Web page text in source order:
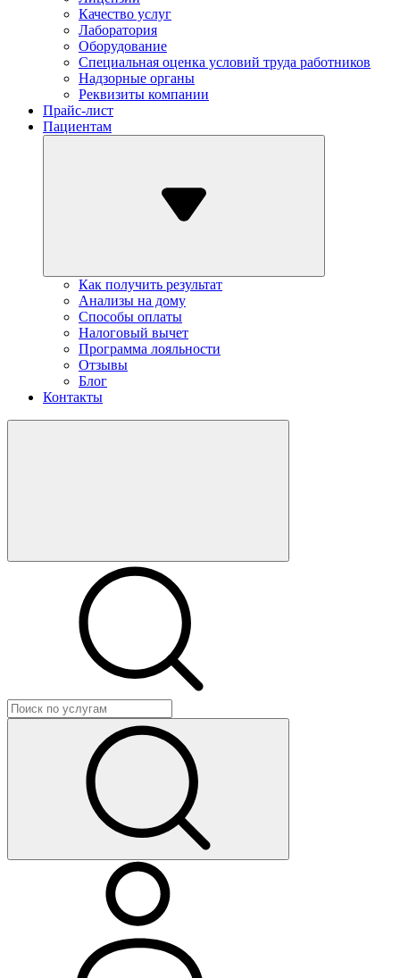
Качество услуг
Лаборатория
Оборудование
Специальная оценка условий труда работников
Надзорные органы
Реквизиты компании
Прайс-лист
Пациентам
Как получить результат
Анализы на дому
Способы оплаты
Налоговый вычет
Программа лояльности
Отзывы
Блог
Контакты